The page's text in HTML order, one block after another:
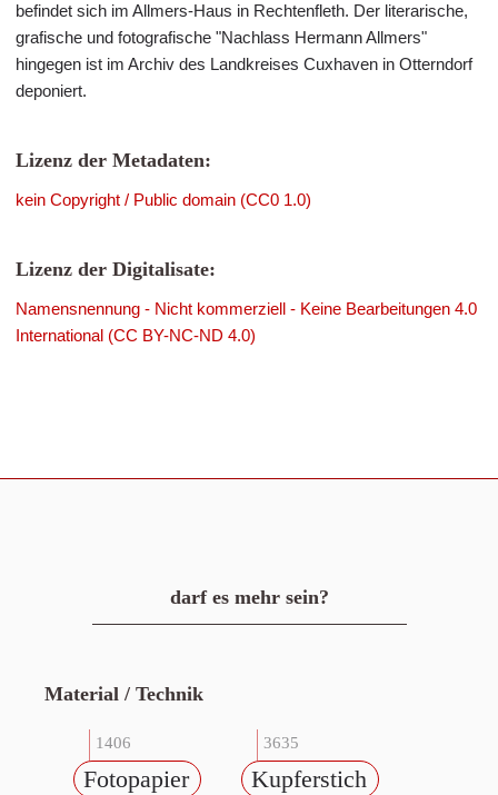
befindet sich im Allmers-Haus in Rechtenfleth. Der literarische,
grafische und fotografische "Nachlass Hermann Allmers"
hingegen ist im Archiv des Landkreises Cuxhaven in Otterndorf
deponiert.
Lizenz der Metadaten:
kein Copyright / Public domain (CC0 1.0)
Lizenz der Digitalisate:
Namensnennung - Nicht kommerziell - Keine Bearbeitungen 4.0
International (CC BY-NC-ND 4.0)
darf es mehr sein?
Material / Technik
1406
Fotopapier
3635
Kupferstich